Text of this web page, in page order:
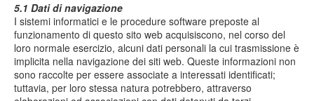
5.1 Dati di navigazione
I sistemi informatici e le procedure software preposte al
funzionamento di questo sito web acquisiscono, nel corso del
loro normale esercizio, alcuni dati personali la cui trasmissione è
implicita nella navigazione dei siti web. Queste informazioni non
sono raccolte per essere associate a interessati identificati;
tuttavia, per loro stessa natura potrebbero, attraverso